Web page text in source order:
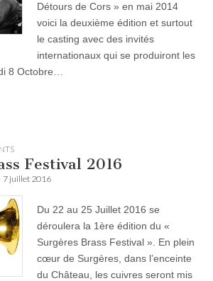
Détours de Cors » en mai 2014
voici la deuxième édition et surtout
le casting avec des invités
internationaux qui se produiront les
8 Octobre…
Festival 2016
7 juillet 2016
Du 22 au 25 Juillet 2016 se
déroulera la 1ère édition du «
Surgères Brass Festival ». En plein
cœur de Surgères, dans l’enceinte
du Château, les cuivres seront mis